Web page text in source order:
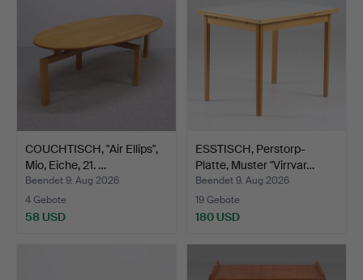
COUCHTISCH, "Air Ellips",
Mio, Eiche, 21. …
Beendet 9. Aug 2026
4 Gebote
58 USD
ESSTISCH, Perstorp-
Platte, Muster "Virrvar…
Beendet 9. Aug 2026
19 Gebote
180 USD